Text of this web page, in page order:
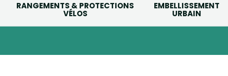
RANGEMENTS & PROTECTIONS
VÉLOS
EMBELLISSEMENT
URBAIN